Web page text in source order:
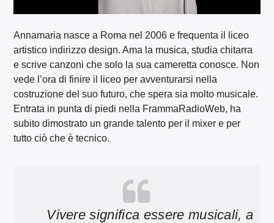
Annamaria nasce a Roma nel 2006 e frequenta il liceo
artistico indirizzo design. Ama la musica, studia chitarra
e scrive canzoni che solo la sua cameretta conosce. Non
vede l’ora di finire il liceo per avventurarsi nella
costruzione del suo futuro, che spera sia molto musicale.
Entrata in punta di piedi nella FrammaRadioWeb, ha
subito dimostrato un grande talento per il mixer e per
tutto ciò che è tecnico.
Vivere significa essere musicali, a